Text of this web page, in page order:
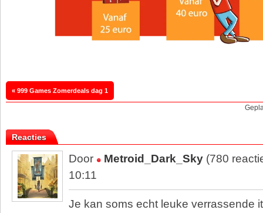
« 999 Games Zomerdeals dag 1
Reacties
Door Metroid_Dark_Sky (780
10:11
Je kan soms echt leuke verrassende